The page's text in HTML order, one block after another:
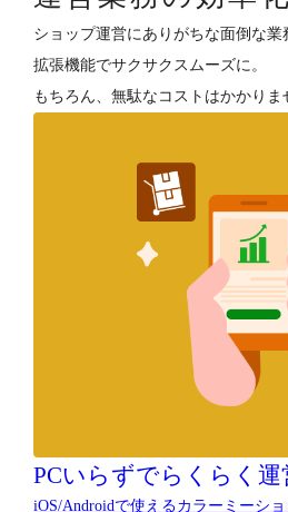
ショップ運営にありがちな面倒な
拡張機能でサクサクスムーズに。
もちろん、無駄なコストはかかりま
PCいらずでらくらく運
iOS/Androidで使えるカラーミーシ